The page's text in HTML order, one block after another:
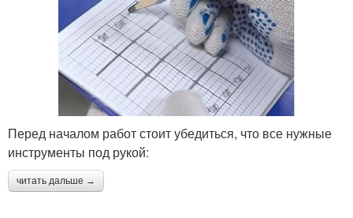
Перед началом работ стоит убедиться, что все нужные
инструменты под рукой:
читать дальше →